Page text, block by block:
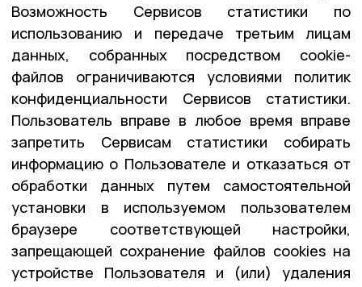
Возможность Сервисов статистики по
использованию и передаче третьим лицам
данных, собранных посредством cookie-
файлов ограничиваются условиями политик
конфиденциальности Сервисов статистики.
Пользователь вправе в любое время вправе
запретить Сервисам статистики собирать
информацию о Пользователе и отказаться от
обработки данных путем самостоятельной
установки в используемом пользователем
браузере соответствующей настройки,
запрещающей сохранение файлов cookies на
устройстве Пользователя и (или) удаления